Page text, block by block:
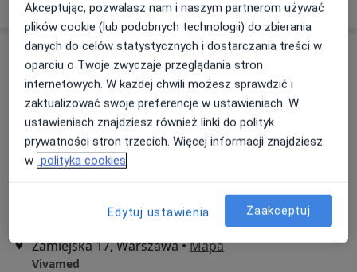
163 opinie
Zamiejska 17, Warszawa•Mapa
Vivamed
Akceptując, pozwalasz nam i naszym partnerom używać
plików cookie (lub podobnych technologii) do zbierania
danych do celów statystycznych i dostarczania treści w
oparciu o Twoje zwyczaje przeglądania stron
internetowych. W każdej chwili możesz sprawdzić i
zaktualizować swoje preferencje w ustawieniach. W
ustawieniach znajdziesz również linki do polityk
prywatności stron trzecich. Więcej informacji znajdziesz
w polityka cookies
Edytuj ustawienia Zaakceptuj